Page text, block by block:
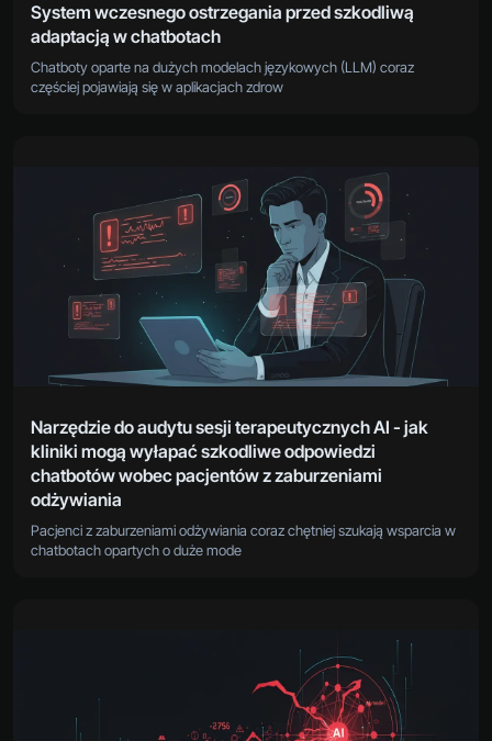
System wczesnego ostrzegania przed szkodliwą
adaptacją w chatbotach
Chatboty oparte na dużych modelach językowych (LLM) coraz
częściej pojawiają się w aplikacjach zdrow
Narzędzie do audytu sesji terapeutycznych AI - jak
kliniki mogą wyłapać szkodliwe odpowiedzi
chatbotów wobec pacjentów z zaburzeniami
odżywiania
Pacjenci z zaburzeniami odżywiania coraz chętniej szukają wsparcia w
chatbotach opartych o duże mode